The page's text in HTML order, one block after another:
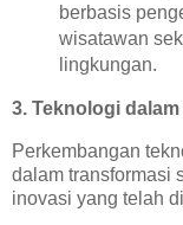
berbasis
wisatawan
lingkungan.
3. Teknologi
Perkembangan
dalam transformasi
inovasi yang telah